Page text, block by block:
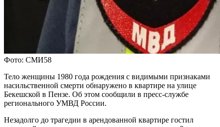
Фото: СМИ58
Тело женщины 1980 года рождения с видимыми признаками
насильственной смерти обнаружено в квартире на улице
Бекешской в Пензе. Об этом сообщили в пресс-службе
регионального УМВД России.
Незадолго до трагедии в арендованной квартире гостил